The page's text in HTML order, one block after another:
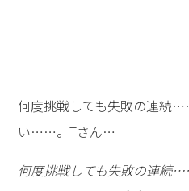
何度挑戦しても失敗の連続
い……。Tさん…
何度挑戦しても失敗の連続